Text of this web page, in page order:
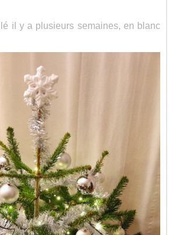
il y a plusieurs semaines, en blanc